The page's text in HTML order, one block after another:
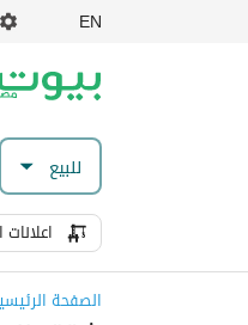
EN
للبيع
الصفحة